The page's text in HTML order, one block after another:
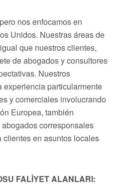
nos enfocamos en
Unidos. Nuestras áreas de
que nuestros clientes,
de abogados y consultores
Nuestros
experiencia particularmente
y comerciales involucrando
Europea, también
corresponsales
clientes en asuntos locales
FALİYET ALANLARI: